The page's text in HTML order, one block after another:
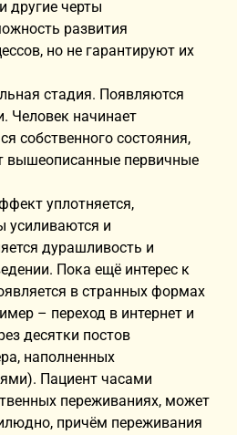
другие черты
развития
но не гарантируют их
стадия. Появляются
Человек начинает
собственного состояния,
вышеописанные первичные
уплотняется,
усиливаются и
дурашливость и
Пока ещё интерес к
в странных формах
– переход в интернет и
десятки постов
наполненных
Пациент часами
переживаниях, может
причём переживания